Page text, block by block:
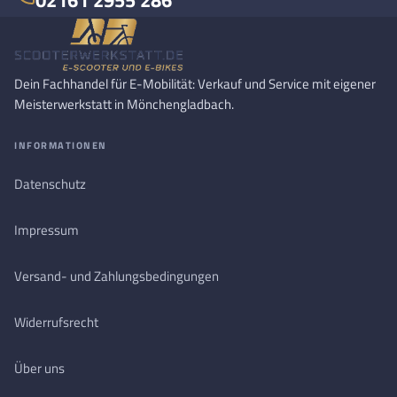
Dein Fachhandel für E-Mobilität: Verkauf und Service mit eigener
Meisterwerkstatt in Mönchengladbach.
INFORMATIONEN
Datenschutz
Impressum
Versand- und Zahlungsbedingungen
Widerrufsrecht
Über uns